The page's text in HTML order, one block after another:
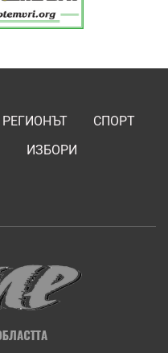
РЕГИОНЪТ
СПОРТ
ИЗБОРИ